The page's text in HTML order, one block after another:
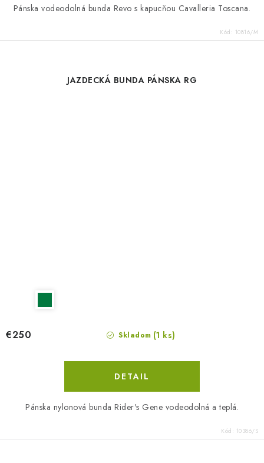
Pánska vodeodolná bunda Revo s kapucňou Cavalleria Toscana.
Kód: 10816/M
JAZDECKÁ BUNDA PÁNSKA RG
Skladom (1 ks)
€250
DETAIL
Pánska nylonová bunda Rider's Gene vodeodolná a teplá.
Kód: 10386/S